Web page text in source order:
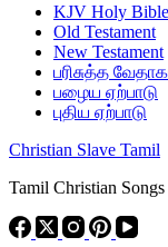
KJV Holy Bible
Old Testament
New Testament
பரிசுத்த
பழைய ஏற்பாடு
புதிய ஏற்பாடு
Christian Slave Tamil
Tamil Christian